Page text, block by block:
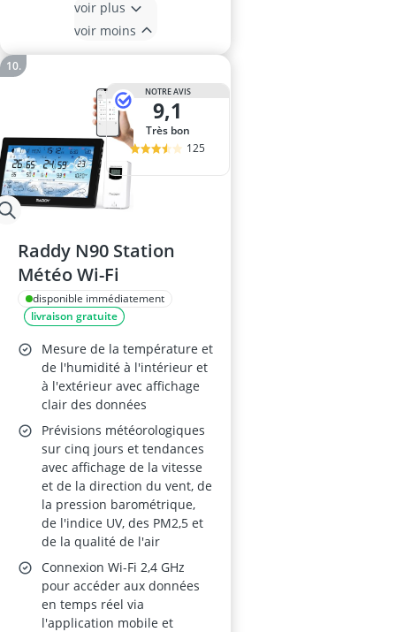
voir plus
voir moins
NOTRE AVIS
9,1
Très bon
125
Raddy N90 Station
Météo Wi-Fi
disponible immédiatement
livraison gratuite
Mesure de la température et
de l'humidité à l'intérieur et
à l'extérieur avec affichage
clair des données
Prévisions météorologiques
sur cinq jours et tendances
avec affichage de la vitesse
et de la direction du vent, de
la pression barométrique,
de l'indice UV, des PM2,5 et
de la qualité de l'air
Connexion Wi-Fi 2,4 GHz
pour accéder aux données
en temps réel via
l'application mobile et